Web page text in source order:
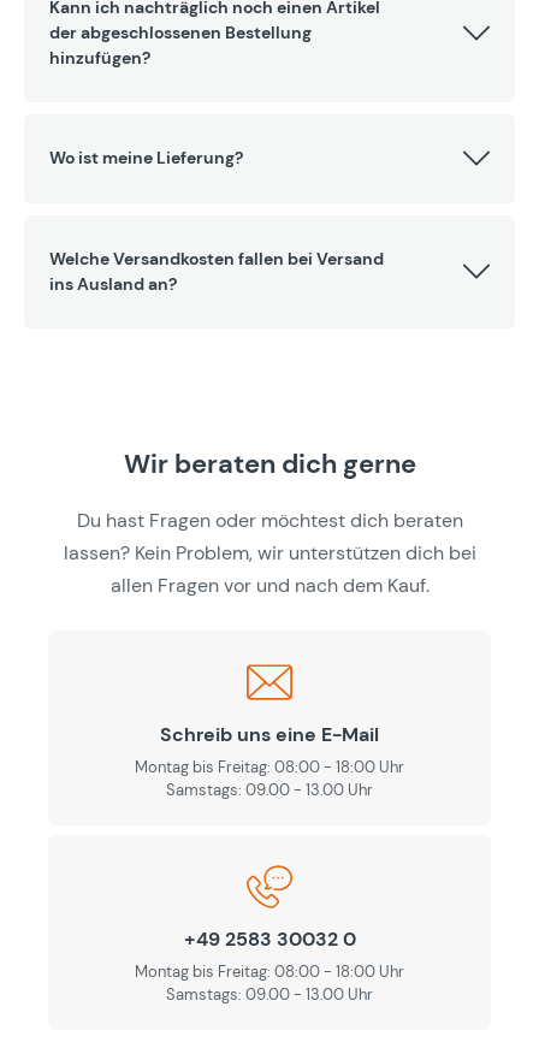
Kann ich nachträglich noch einen Artikel
der abgeschlossenen Bestellung
hinzufügen?
Wo ist meine Lieferung?
Welche Versandkosten fallen bei Versand
ins Ausland an?
Wir beraten dich gerne
Du hast Fragen oder möchtest dich beraten
lassen? Kein Problem, wir unterstützen dich bei
allen Fragen vor und nach dem Kauf.
Schreib uns eine E-Mail
Montag bis Freitag: 08:00 - 18:00 Uhr
Samstags: 09.00 - 13.00 Uhr
+49 2583 30032 0
Montag bis Freitag: 08:00 - 18:00 Uhr
Samstags: 09.00 - 13.00 Uhr